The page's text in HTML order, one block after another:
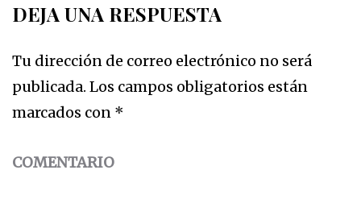
DEJA UNA RESPUESTA
Tu dirección de correo electrónico no será
publicada. Los campos obligatorios están
marcados con *
COMENTARIO